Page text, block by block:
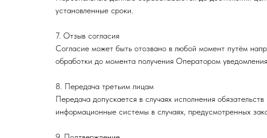
установленные сроки.
7. Отзыв согласия
Согласие может быть отозвано в любой момент путём
обработки до момента получения Оператором уведомления.
8. Передача третьим лицам
Передача допускается в случаях исполнения
информационные системы в случаях, предусмотренных